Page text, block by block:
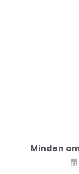
Minden